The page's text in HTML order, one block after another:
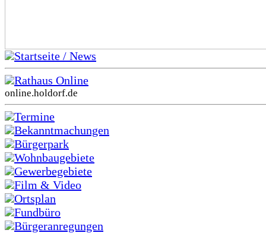
Startseite / News
Rathaus Online
online.holdorf.de
Termine
Bekanntmachungen
Bürgerpark
Wohnbaugebiete
Gewerbegebiete
Film & Video
Ortsplan
Fundbüro
Bürgeranregungen